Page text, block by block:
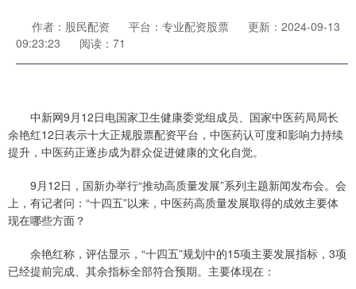
作者：股民配资 平台：专业配资股票
更新：2024-09-13
09:23:23
阅读：71
中新网9月12日电国家卫生健康委党组成员、国家中医药局局长
余艳红12日表示十大正规股票配资平台，中医药认可度和影响力持续
提升，中医药正逐步成为群众促进健康的文化自觉。
9月12日，国新办举行“推动高质量发展”系列主题新闻发布会。会
上，有记者问：“十四五”以来，中医药高质量发展取得的成效主要体
现在哪些方面？
余艳红称，评估显示，“十四五”规划中的15项主要发展指标，3项
已经提前完成、其余指标全部符合预期。主要体现在：